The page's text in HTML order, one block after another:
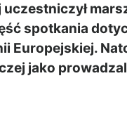
spotkania
Europejskiej.
jako